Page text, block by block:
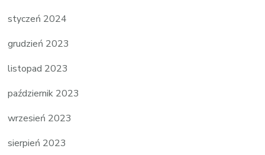
styczeń 2024
grudzień 2023
listopad 2023
październik 2023
wrzesień 2023
sierpień 2023